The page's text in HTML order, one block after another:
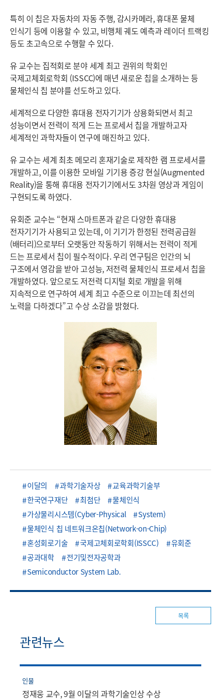
특히 이 칩은 자동차의 자동 주행, 감시카메라, 휴대폰 물체
인식기 등에 이용할 수 있고, 비행체 궤도 예측과 레이더 트랙킹
등도 초고속으로 수행할 수 있다.
유 교수는 집적회로 분야 세계 최고 권위의 학회인
국제고체회로학회 (ISSCC)에 매년 새로운 칩을 소개하는 등
물체인식 칩 분야를 선도하고 있다.
세계적으로 다양한 휴대용 전자기기가 상용화되면서 최고
성능이면서 전력이 적게 드는 프로세서 칩을 개발하고자
세계적인 과학자들이 연구에 매진하고 있다.
유 교수는 세계 최초 메모리 혼재기술로 제작한 램 프로세서를
개발하고, 이를 이용한 모바일 기기용 증강 현실(Augmented
Reality)을 통해 휴대용 전자기기에서도 3차원 영상과 게임이
구현되도록 하였다.
유회준 교수는 “현재 스마트폰과 같은 다양한 휴대용
전자기기가 사용되고 있는데, 이 기기가 한정된 전력공급원
(배터리)으로부터 오랫동안 작동하기 위해서는 전력이 적게
드는 프로세서 칩이 필수적이다. 우리 연구팀은 인간의 뇌
구조에서 영감을 받아 고성능, 저전력 물체인식 프로세서 칩을
개발하였다. 앞으로도 저전력 디지털 회로 개발을 위해
지속적으로 연구하여 세계 최고 수준으로 이끄는데 최선의
노력을 다하겠다”고 수상 소감을 밝혔다.
이달의 과학기술자상
교육과학기술부
한국연구재단
최첨단
물체인식
가상물리시스템(Cyber-Physical
System)
물체인식 칩 네트워크온칩(Network-on-Chip)
혼성회로기술
국제고체회로학회(ISSCC)
유회준
공과대학
전기및전자공학과
Semiconductor System Lab.
목록
관련뉴스
인물
정재웅 교수, 9월 이달의 과학기술인상 수상